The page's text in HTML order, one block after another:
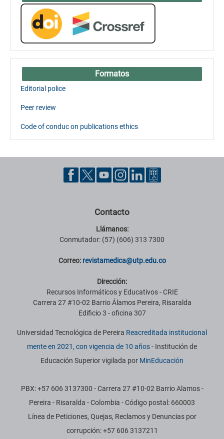
Formatos
Editorial police
Peer review
Code of conduc on publications ethics
Contacto
Llámanos:
Conmutador: (57) (606) 313 7300
Correo: revistamedica@utp.edu.co
Dirección:
Recursos Informáticos y Educativos - CRIE
Carrera 27 #10-02 Barrio Álamos Pereira, Risaralda
Edificio 3 - oficina 307
Universidad Tecnológica de Pereira Reacreditada institucional
mente en 2021, con vigencia de 10 años- Institución de
Educación Superior vigilada por MinEducación
PBX: +57 606 3137300 - Carrera 27 #10-02 Barrio Alamos -
Pereira - Risaralda - Colombia - Código postal: 660003
Línea de Peticiones, Quejas, Reclamos y Denuncias por
corrupción: +57 606 3137211